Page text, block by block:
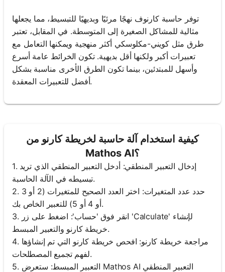
توفر حاسبة كارنوف نهجًا مرئيًا وبديهيًا للتبسيط، مما يجعلها
مثالية للمشاكل الصغيرة إلى المتوسطة. في المقابل، تعتبر
طرق مثل كويني-مكلوسكي أكثر منهجية ويمكنها التعامل مع
تعبيرات أكبر ولكنها أقل بديهية. تكون الخرائط عامة أسرع
وأسهل للمبتدئين، بينما تكون الطرق الأخرى مناسبة بشكل
أفضل للتعبيرات المعقدة.
كيفية استخدام آلة حاسبة لخريطة كارنو من
Mathos AI؟
1. إدخال التعبير المنطقي: أدخل التعبير المنطقي الذي تريد
تبسيطه في الآلة الحاسبة.
2. حدد عدد المتغيرات: اختر العدد الصحيح للمتغيرات (2 أو 3
أو 4 أو 5) للتعبير الخاص بك.
3. انقر فوق 'حساب': اضغط على زر 'Calculate' لإنشاء
خريطة كارنو والتعبير المبسط.
4. مراجعة خريطة كارنو: افحص خريطة كارنو التي تم إنشاؤها
لفهم تجميع المصطلحات.
5. التعبير المبسط: ستعرض Mathos AI التعبير المنطقي